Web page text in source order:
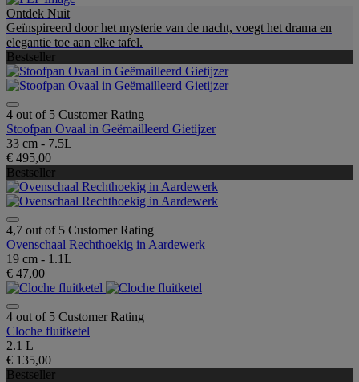
Ontdek Nuit
Geïnspireerd door het mysterie van de nacht, voegt het drama en
elegantie toe aan elke tafel.
Bestseller
4 out of 5 Customer Rating
Stoofpan Ovaal in Geëmailleerd Gietijzer
33 cm - 7.5L
€ 495,00
Bestseller
4,7 out of 5 Customer Rating
Ovenschaal Rechthoekig in Aardewerk
19 cm - 1.1L
€ 47,00
4 out of 5 Customer Rating
Cloche fluitketel
2.1 L
€ 135,00
Bestseller